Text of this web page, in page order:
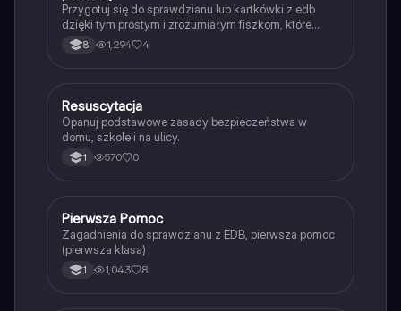
Przygotuj się do sprawdzianu lub kartkówki z edb
dzięki tym prostym i zrozumiałym fiszkom, które
wprowadzą Cię w podstawowe pojęcia z tej
dziedziny nauki.
8 1,294 4
REdukacja dla bezpieczeństwa
Resuscytacja
Opanuj podstawowe zasady bezpieczeństwa w
domu, szkole i na ulicy.
1 570 0
Edukacja dla bezpieczeństwa
Pierwsza Pomoc
Zagadnienia do sprawdzianu z EDB, pierwsza pomoc
(pierwsza klasa)
1 1,043 8